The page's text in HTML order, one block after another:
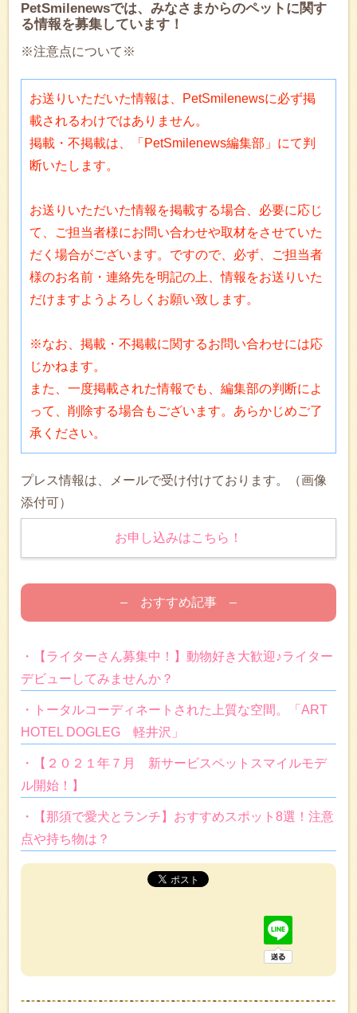
PetSmilenewsでは、みなさまからのペットに関す
る情報を募集しています！
※注意点について※
お送りいただいた情報は、PetSmilenewsに必ず掲
載されるわけではありません。
掲載・不掲載は、「PetSmilenews編集部」にて判
断いたします。
お送りいただいた情報を掲載する場合、必要に応じ
て、ご担当者様にお問い合わせや取材をさせていた
だく場合がございます。ですので、必ず、ご担当者
様のお名前・連絡先を明記の上、情報をお送りいた
だけますようよろしくお願い致します。
※なお、掲載・不掲載に関するお問い合わせには応
じかねます。
また、一度掲載された情報でも、編集部の判断によ
って、削除する場合もございます。あらかじめご了
承ください。
プレス情報は、メールで受け付けております。（画像
添付可）
お申し込みはこちら！
– おすすめ記事 –
・【ライターさん募集中！】動物好き大歓迎♪ライター
デビューしてみませんか？
・トータルコーディネートされた上質な空間。「ART
HOTEL DOGLEG 軽井沢」
・【２０２１年７月 新サービスペットスマイルモデ
ル開始！】
・【那須で愛犬とランチ】おすすめスポット8選！注意
点や持ち物は？